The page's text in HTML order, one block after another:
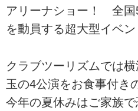
アリーナショー！ 全国
を動員する超大型イベン
クラブツーリズムでは
玉の4公演をお食事付き
今年の夏休みはご家族